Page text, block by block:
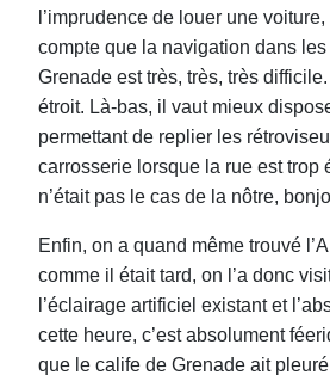
l’imprudence de louer une
compte que la navigation dans
Grenade est très, très, très difficile.
étroit. Là-bas, il vaut mieux
permettant de replier les
carrosserie lorsque la rue est trop
n’était pas le cas de la nôtre,
Enfin, on a quand même trouvé
comme il était tard, on l’a donc
l’éclairage artificiel existant et
cette heure, c’est absolument
que le calife de Grenade ait